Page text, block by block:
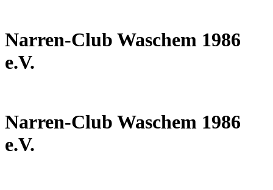
Narren-Club Waschem 1986
e.V.
Narren-Club Waschem 1986
e.V.